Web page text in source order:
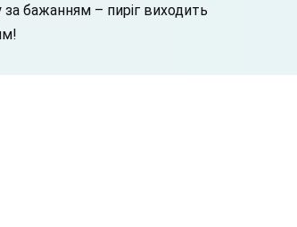
за бажанням – пиріг виходить